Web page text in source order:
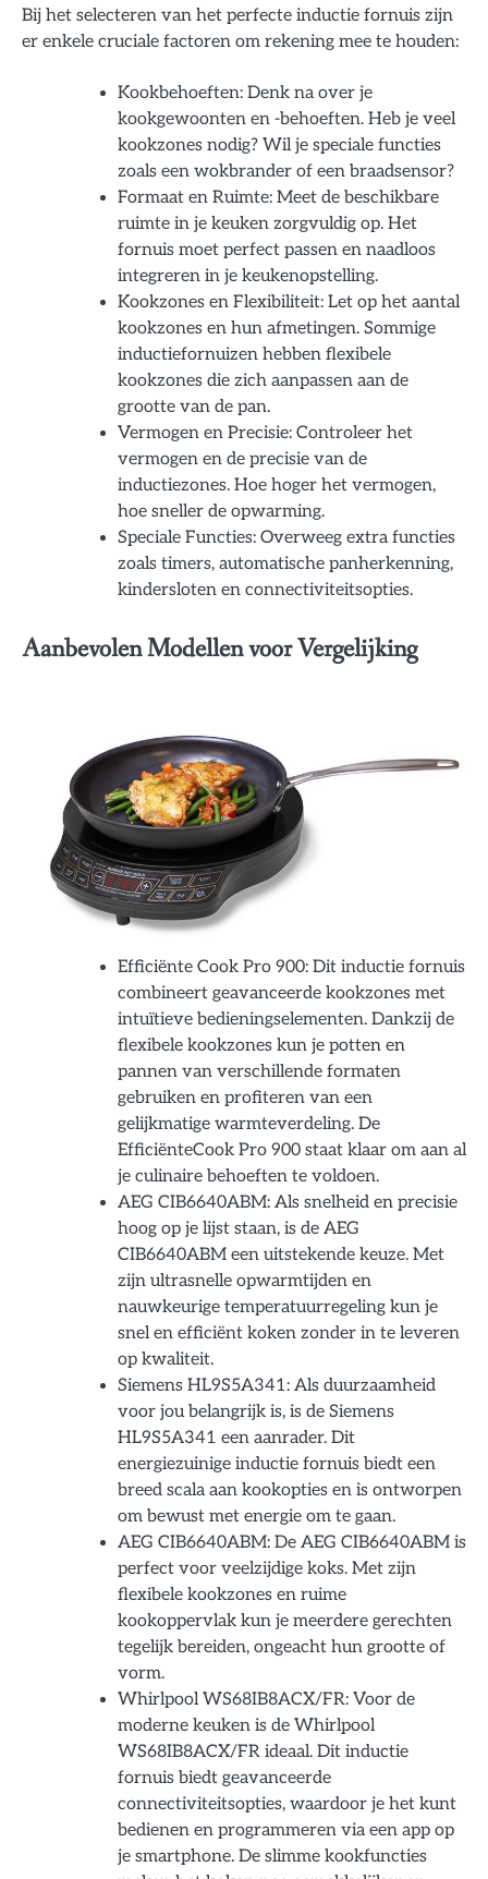
Bij het selecteren van het perfecte inductie fornuis zijn
er enkele cruciale factoren om rekening mee te houden:
Kookbehoeften: Denk na over je
kookgewoonten en -behoeften. Heb je veel
kookzones nodig? Wil je speciale functies
zoals een wokbrander of een braadsensor?
Formaat en Ruimte: Meet de beschikbare
ruimte in je keuken zorgvuldig op. Het
fornuis moet perfect passen en naadloos
integreren in je keukenopstelling.
Kookzones en Flexibiliteit: Let op het aantal
kookzones en hun afmetingen. Sommige
inductiefornuizen hebben flexibele
kookzones die zich aanpassen aan de
grootte van de pan.
Vermogen en Precisie: Controleer het
vermogen en de precisie van de
inductiezones. Hoe hoger het vermogen,
hoe sneller de opwarming.
Speciale Functies: Overweeg extra functies
zoals timers, automatische panherkenning,
kindersloten en connectiviteitsopties.
Aanbevolen Modellen voor Vergelijking
Efficiënte Cook Pro 900: Dit inductie fornuis
combineert geavanceerde kookzones met
intuïtieve bedieningselementen. Dankzij de
flexibele kookzones kun je potten en
pannen van verschillende formaten
gebruiken en profiteren van een
gelijkmatige warmteverdeling. De
EfficiënteCook Pro 900 staat klaar om aan al
je culinaire behoeften te voldoen.
AEG CIB6640ABM: Als snelheid en precisie
hoog op je lijst staan, is de AEG
CIB6640ABM een uitstekende keuze. Met
zijn ultrasnelle opwarmtijden en
nauwkeurige temperatuurregeling kun je
snel en efficiënt koken zonder in te leveren
op kwaliteit.
Siemens HL9S5A341: Als duurzaamheid
voor jou belangrijk is, is de Siemens
HL9S5A341 een aanrader. Dit
energiezuinige inductie fornuis biedt een
breed scala aan kookopties en is ontworpen
om bewust met energie om te gaan.
AEG CIB6640ABM: De AEG CIB6640ABM is
perfect voor veelzijdige koks. Met zijn
flexibele kookzones en ruime
kookoppervlak kun je meerdere gerechten
tegelijk bereiden, ongeacht hun grootte of
vorm.
Whirlpool WS68IB8ACX/FR: Voor de
moderne keuken is de Whirlpool
WS68IB8ACX/FR ideaal. Dit inductie
fornuis biedt geavanceerde
connectiviteitsopties, waardoor je het kunt
bedienen en programmeren via een app op
je smartphone. De slimme kookfuncties